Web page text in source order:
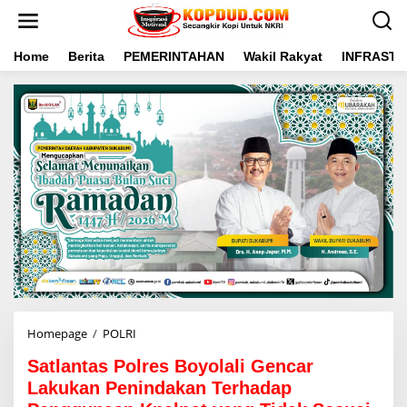
t
Home Berita PEMERINTAHAN Wakil Rakyat
Homepage / POLRI
l
a
Satlantas Polres Boyolali Gencar
Lakukan Penindakan Terhadap